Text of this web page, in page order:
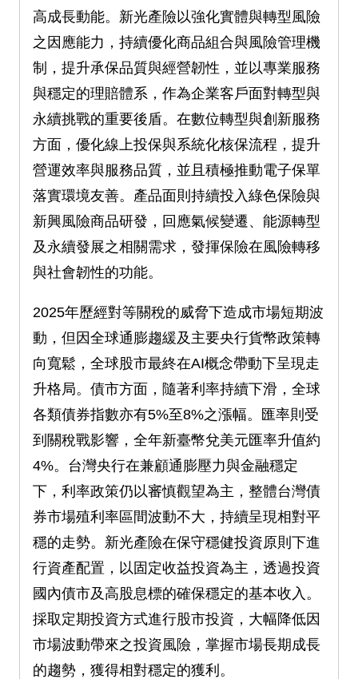
高成長動能。新光產險以強化實體與轉型風險
之因應能力，持續優化商品組合與風險管理機
制，提升承保品質與經營韌性，並以專業服務
與穩定的理賠體系，作為企業客戶面對轉型與
永續挑戰的重要後盾。在數位轉型與創新服務
方面，優化線上投保與系統化核保流程，提升
營運效率與服務品質，並且積極推動電子保單
落實環境友善。產品面則持續投入綠色保險與
新興風險商品研發，回應氣候變遷、能源轉型
及永續發展之相關需求，發揮保險在風險轉移
與社會韌性的功能。
2025年歷經對等關稅的威脅下造成市場短期波
動，但因全球通膨趨緩及主要央行貨幣政策轉
向寬鬆，全球股市最終在AI概念帶動下呈現走
升格局。債市方面，隨著利率持續下滑，全球
各類債券指數亦有5%至8%之漲幅。匯率則受
到關稅戰影響，全年新臺幣兌美元匯率升值約
4%。台灣央行在兼顧通膨壓力與金融穩定
下，利率政策仍以審慎觀望為主，整體台灣債
券市場殖利率區間波動不大，持續呈現相對平
穩的走勢。新光產險在保守穩健投資原則下進
行資產配置，以固定收益投資為主，透過投資
國內債市及高股息標的確保穩定的基本收入。
採取定期投資方式進行股市投資，大幅降低因
市場波動帶來之投資風險，掌握市場長期成長
的趨勢，獲得相對穩定的獲利。